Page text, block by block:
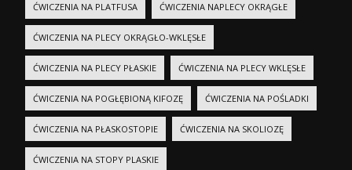
ĆWICZENIA NA PLATFUSA ĆWICZENIA NAPLECY OKRĄGŁE
ĆWICZENIA NA PLECY OKRĄGŁO-WKLĘSŁE
ĆWICZENIA NA PLECY PŁASKIE ĆWICZENIA NA PLECY WKLĘSŁE
ĆWICZENIA NA POGŁĘBIONĄ KIFOZĘ ĆWICZENIA NA POŚLADKI
ĆWICZENIA NA PŁASKOSTOPIE ĆWICZENIA NA SKOLIOZĘ
ĆWICZENIA NA STOPY PLASKIE